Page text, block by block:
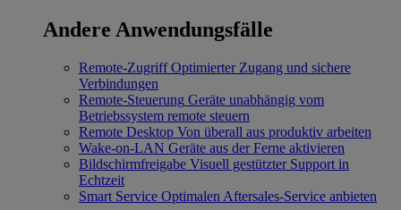
Andere Anwendungsfälle
Remote-Zugriff Optimierter Zugang und sichere
Verbindungen
Remote-Steuerung Geräte unabhängig vom
Betriebssystem remote steuern
Remote Desktop Von überall aus produktiv arbeiten
Wake-on-LAN Geräte aus der Ferne aktivieren
Bildschirmfreigabe Visuell gestützter Support in
Echtzeit
Smart Service Optimalen Aftersales-Service anbieten